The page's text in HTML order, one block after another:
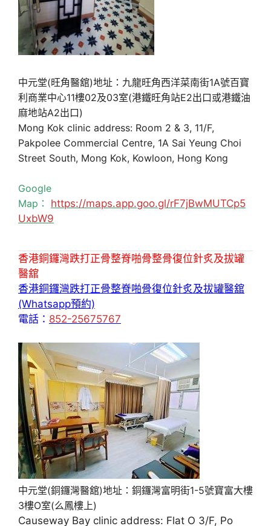
中元堂(旺角醫舘)地址：九龍旺角西洋菜南街1A號百寶
利商業中心11樓02及03室(港鐵旺角站E2出口或港鐵油
麻地站A2出口)
Mong Kok clinic address: Room 2 & 3, 11/F,
Pakpolee Commercial Centre, 1A Sai Yeung Choi
Street South, Mong Kok, Kowloon, Hong Kong
Google
Map： https://maps.app.goo.gl/rF7jBwMUTCp5
UxbW9
香港銅鑼灣跌打正骨整脊啪骨整骨復位針炙及拔罐
醫舘
香港銅鑼灣跌打正骨整脊啪骨復位針炙及拔罐醫舘
(Whatsapp預約)
電話： 852-25675767
中元堂(銅鑼灣醫舘)地址：銅鑼灣富明街1-5號寶富大樓
3樓O室(么鳳樓上)
Causeway Bay clinic address: Flat O 3/F, Po